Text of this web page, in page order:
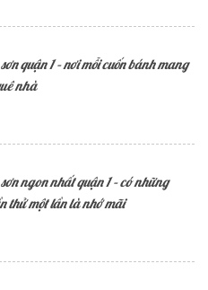
quận 1 – nơi mỗi cuốn bánh mang
nhà
ngon nhất quận 1 – có những
thử một lần là nhớ mãi